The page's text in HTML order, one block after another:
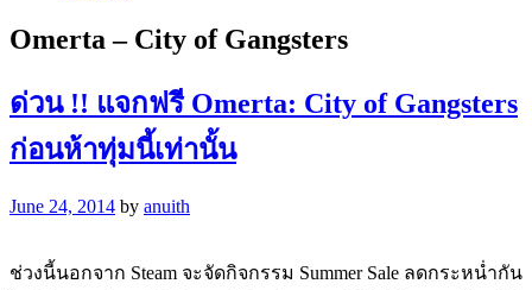
Omerta – City of Gangsters
ด่วน !! แจกฟรี Omerta: City of Gangsters
ก่อนห้าทุ่มนี้เท่านั้น
June 24, 2014 by anuith
ช่วงนี้นอกจาก Steam จะจัดกิจกรรม Summer Sale ลดกระหน่ำกัน